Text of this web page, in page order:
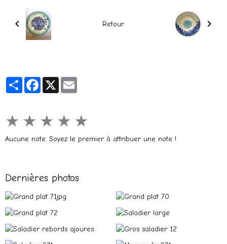
Retour
PartagerFacebook
X
★ ★ ★ ★ ★
Aucune note. Soyez le premier à attribuer une note !
Dernières photos